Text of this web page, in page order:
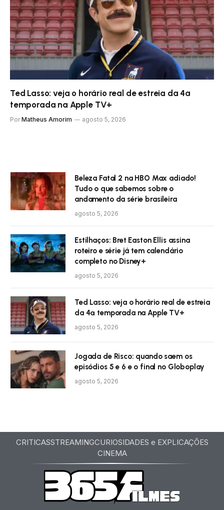
Ted Lasso: veja o horário real de estreia da 4ª
temporada na Apple TV+
Por Matheus Amorim agosto 5, 2026
Beleza Fatal 2 na HBO Max adiado!
Tudo o que sabemos sobre o
andamento da série brasileira
agosto 5, 2026
Estilhaços: Bret Easton Ellis assina
roteiro e série já tem calendário
completo no Disney+
agosto 5, 2026
Ted Lasso: veja o horário real de estreia
da 4ª temporada na Apple TV+
agosto 5, 2026
Jogada de Risco: quando saem os
episódios 5 e 6 e o final no Globoplay
agosto 5, 2026
CRITICASSTREAMINGCURIOSIDADES e EXPLICAÇÕES
CINEMA